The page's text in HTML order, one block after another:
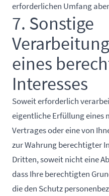
erforderlichen Umfang
7. Sonstige
eines
Interesses
Soweit erforderlich
eigentliche Erfüllung eines
Vertrages oder eine von
zur Wahrung berechtigter
Dritten, soweit nicht eine
dass Ihre berechtigten
die den Schutz